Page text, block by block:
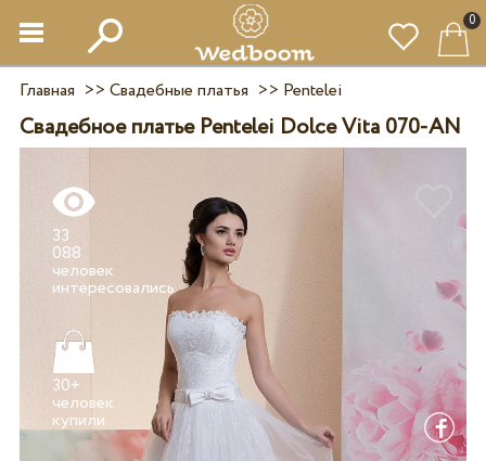
0
Главная >> Свадебные платья >> Pentelei
Свадебное платье Pentelei Dolce Vita 070-AN
33
088
человек
интересовались
30+
человек